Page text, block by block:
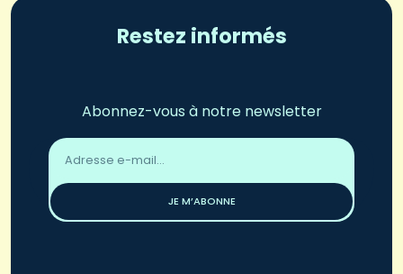
Restez informés
Abonnez-vous à notre newsletter
Adresse
email
JE M’ABONNE